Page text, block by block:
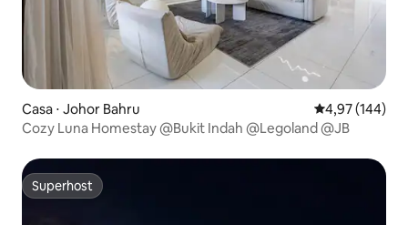
Casa ⋅ Johor Bahru 4,97 de uma
4,97 (144)
Cozy Luna Homestay @Bukit Indah @Legoland @JB
Superhost
Superhost